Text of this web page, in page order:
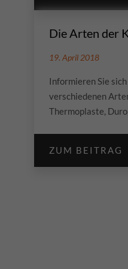
Die Arten der
19. April 2018
Informieren Sie
verschiedenen
Thermoplaste,
ZUM BEITRAG